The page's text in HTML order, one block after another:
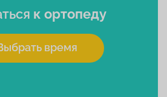
к ортопеду
время